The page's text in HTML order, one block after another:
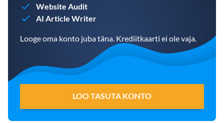
Website Audit
AI Article Writer
Looge oma konto juba täna. Krediitkaarti ei ole vaja.
LOO TASUTA KONTO